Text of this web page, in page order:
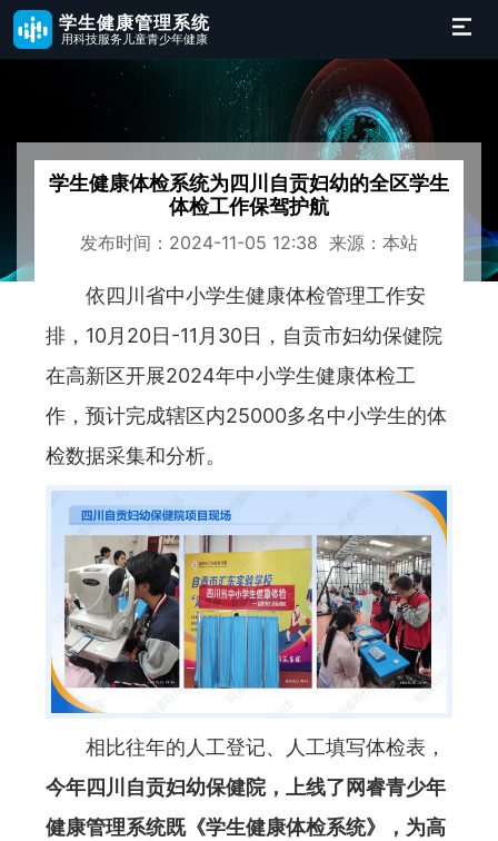
学生健康管理系统
用科技服务儿童青少年健康
学生健康体检系统为四川自贡妇幼的全区学生
体检工作保驾护航
发布时间：2024-11-05 12:38 来源：本站
依四川省中小学生健康体检管理工作安
排，10月20日-11月30日，自贡市妇幼保健院
在高新区开展2024年中小学生健康体检工
作，预计完成辖区内25000多名中小学生的体
检数据采集和分析。
相比往年的人工登记、人工填写体检表，
今年四川自贡妇幼保健院，上线了网睿青少年
健康管理系统既《学生健康体检系统》，为高